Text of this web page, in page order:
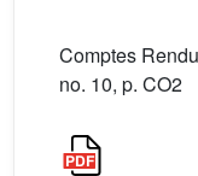
Comptes
no. 10, p. CO2